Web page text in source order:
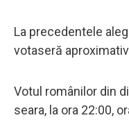
La precedentele
votaseră
Votul românilor din
seara, la ora 22:00,